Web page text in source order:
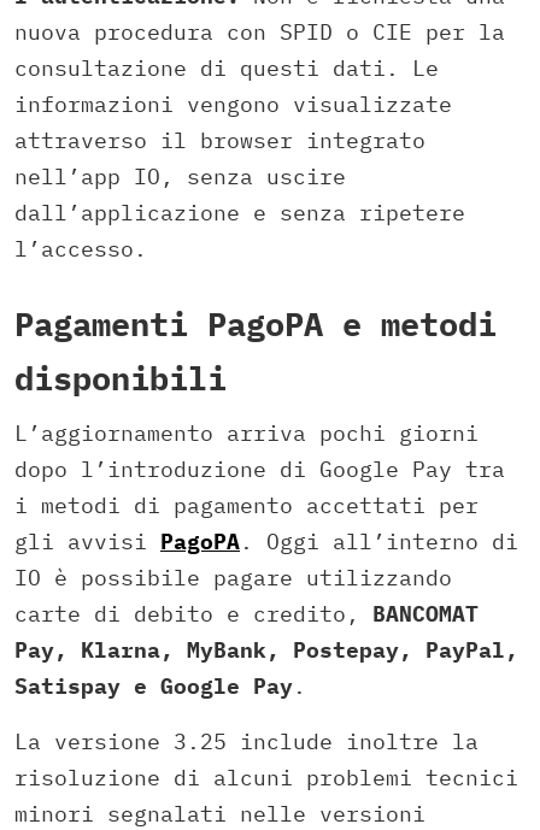
nuova procedura con SPID o CIE per la
consultazione di questi dati. Le
informazioni vengono visualizzate
attraverso il browser integrato
nell’app IO, senza uscire
dall’applicazione e senza ripetere
l’accesso.
Pagamenti PagoPA e metodi
disponibili
L’aggiornamento arriva pochi giorni
dopo l’introduzione di Google Pay tra
i metodi di pagamento accettati per
gli avvisi PagoPA. Oggi all’interno di
IO è possibile pagare utilizzando
carte di debito e credito, BANCOMAT
Pay, Klarna, MyBank, Postepay, PayPal,
Satispay e Google Pay.
La versione 3.25 include inoltre la
risoluzione di alcuni problemi tecnici
minori segnalati nelle versioni